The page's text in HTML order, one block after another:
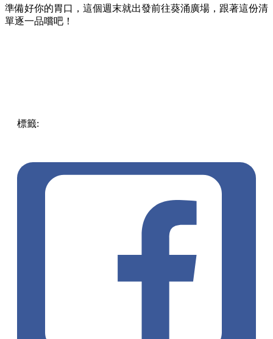
準備好你的胃口，這個週末就出發前往葵涌廣場，跟著這份清
單逐一品嚐吧！
標籤: